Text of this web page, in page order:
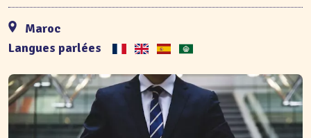
Maroc
Langues parlées